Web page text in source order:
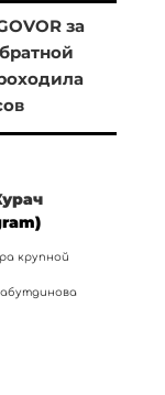
за
крупной